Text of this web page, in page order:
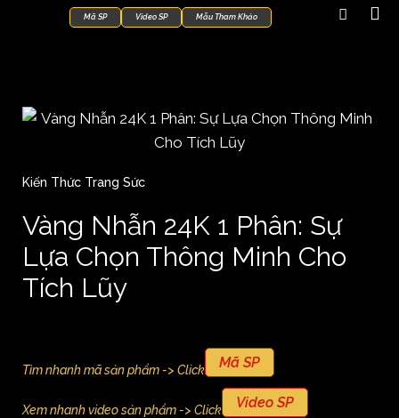
Mã SP Video SP Mẫu Tham Khảo
Kiến Thức Trang Sức
Vàng Nhẫn 24K 1 Phân: Sự
Lựa Chọn Thông Minh Cho
Tích Lũy
Tìm nhanh mã sản phẩm -> Click Mã SP
Xem nhanh video sản phẩm -> Click Video SP